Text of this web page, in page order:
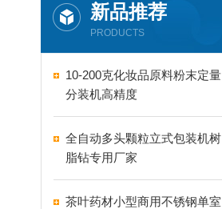
新品推荐
PRODUCTS
10-200克化妆品原料粉末定量
分装机高精度
全自动多头颗粒立式包装机树
脂钻专用厂家
茶叶药材小型商用不锈钢单室